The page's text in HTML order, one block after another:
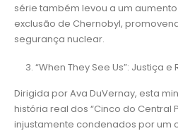
série também levou a um
exclusão de Chernobyl,
segurança nuclear.
“When They See Us”: Justiça
Dirigida por Ava DuVernay, esta
história real dos “Cinco do Central
injustamente condenados por um